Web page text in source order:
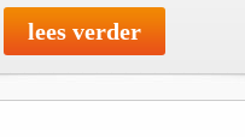
lees verder